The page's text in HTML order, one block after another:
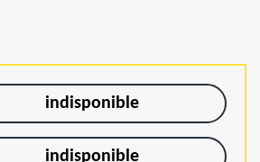
indisponible
indisponible